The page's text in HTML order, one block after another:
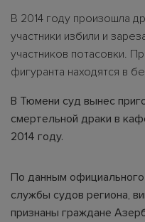
В 2014 году произошла
участники избили и
участников потасовки.
фигуранта находятся в
В Тюмени суд вынес
смертельной драки в
2014 году.
По данным
службы судов региона,
признаны граждане